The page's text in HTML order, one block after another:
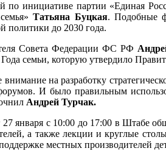
инициативе партии «Единая
Татьяна Буцкая. Подобные
политики до 2030 года.
Совета Федерации ФС РФ
семьи, которую утвердило
на разработку
И было правильным
Андрей Турчак.
января с 10:00 до 17:00 в Штабе
а также лекции и круглые
местных производителей